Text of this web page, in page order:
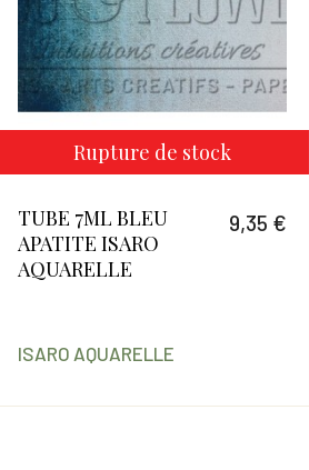
Rupture de stock
TUBE 7ML BLEU
APATITE ISARO
AQUARELLE
9,35 €
ISARO AQUARELLE